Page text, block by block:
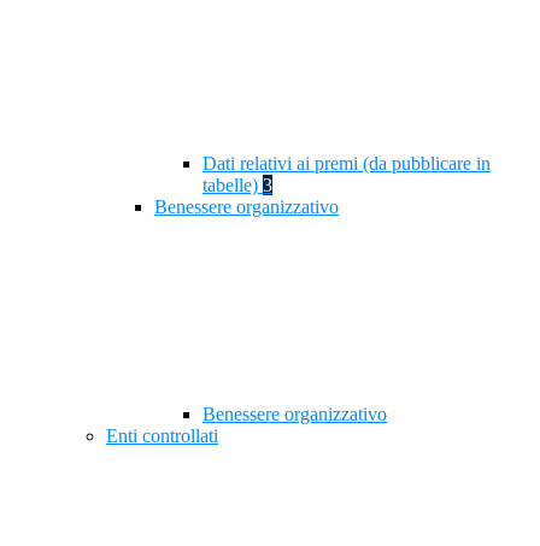
Dati relativi ai premi (da pubblicare in
tabelle) 3
Benessere organizzativo
Benessere organizzativo
Enti controllati